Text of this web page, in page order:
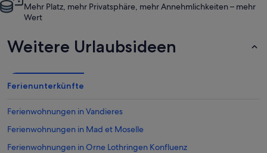
Mehr Platz, mehr Privatsphäre, mehr Annehmlichkeiten – mehr
Wert
Weitere Urlaubsideen
Ferienunterkünfte
Ferienwohnungen in Vandieres
Ferienwohnungen in Mad et Moselle
Ferienwohnungen in Orne Lothringen Konfluenz